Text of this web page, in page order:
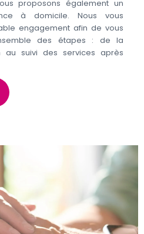
proposons également un
à domicile. Nous vous
engagement afin de vous
des étapes : de la
au suivi des services après